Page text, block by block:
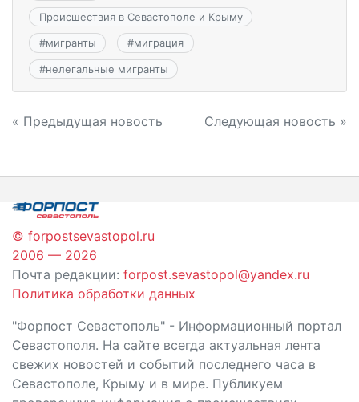
Происшествия в Севастополе и Крыму
#мигранты #миграция
#нелегальные мигранты
Навигация
записям
« Предыдущая новость Следующая новость »
© forpostsevastopol.ru
2006 — 2026
Почта редакции: forpost.sevastopol@yandex.ru
Политика обработки данных
"Форпост Севастополь" - Информационный портал
Севастополя. На сайте всегда актуальная лента
свежих новостей и событий последнего часа в
Севастополе, Крыму и в мире. Публикуем